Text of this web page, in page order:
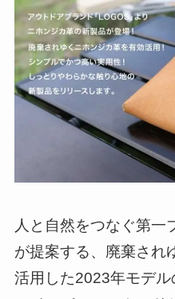
人と自然をつなぐ第一
が提案する、廃棄され
活用した2023年モデ